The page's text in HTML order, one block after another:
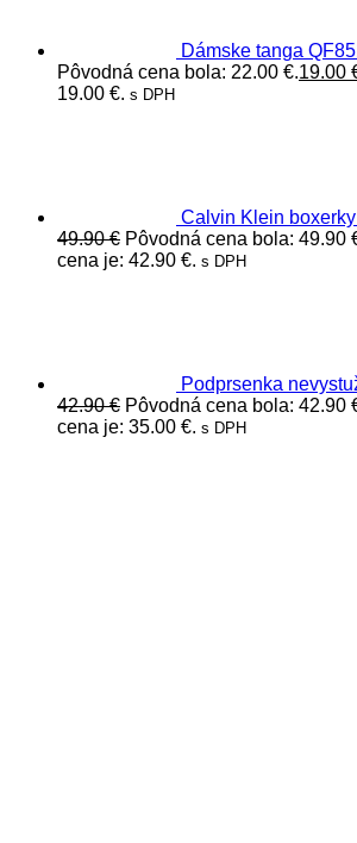
Dámske tanga
Pôvodná cena bola: 22.00 €.19.00
19.00 €. s DPH
Calvin Klein
49.90€ Pôvodná cena bola: 49.90
cena je: 42.90 €. s DPH
Podprsenka
42.90€ Pôvodná cena bola: 42.90
cena je: 35.00 €. s DPH